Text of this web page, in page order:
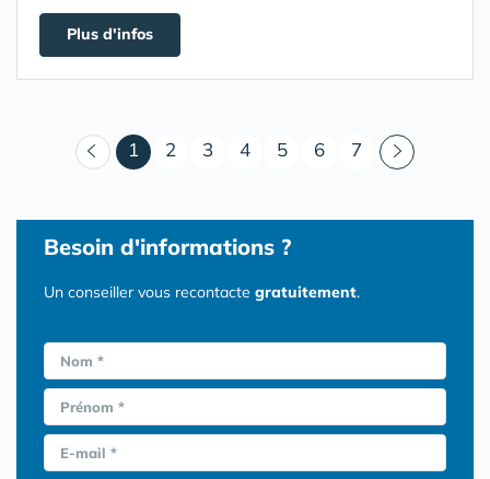
Plus d'infos
1 (courant)
2 3 4 5 6 7
Besoin d'informations ?
Un conseiller vous recontacte gratuitement.
Nom *
Prénom *
E-mail *